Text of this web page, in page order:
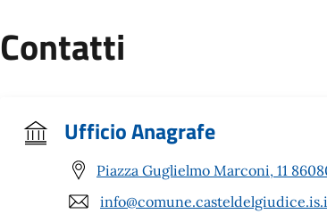
Contatti
Ufficio Anagrafe
Piazza Guglielmo Marconi, 11